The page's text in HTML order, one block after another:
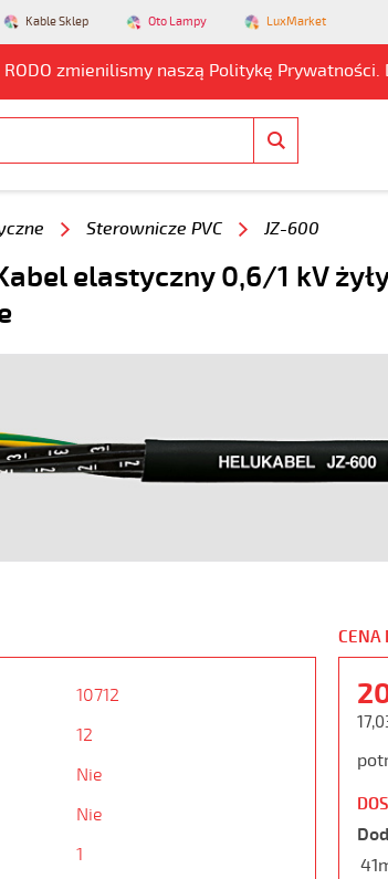
Kable Sklep Oto Lampy LuxMarket
zmienilismy naszą Politykę Prywatności.
Sterownicze PVC JZ-600
elastyczny 0,6/1 kV
10712
12
Nie
Nie
1
CENA